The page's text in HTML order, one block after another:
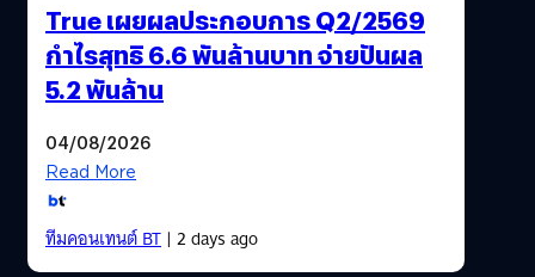
True เผยผลประกอบการ Q2/2569
กำไรสุทธิ 6.6 พันล้านบาท จ่ายปันผล
5.2 พันล้าน
04/08/2026
Read More
ทีมคอนเทนต์ BT| 2 days ago